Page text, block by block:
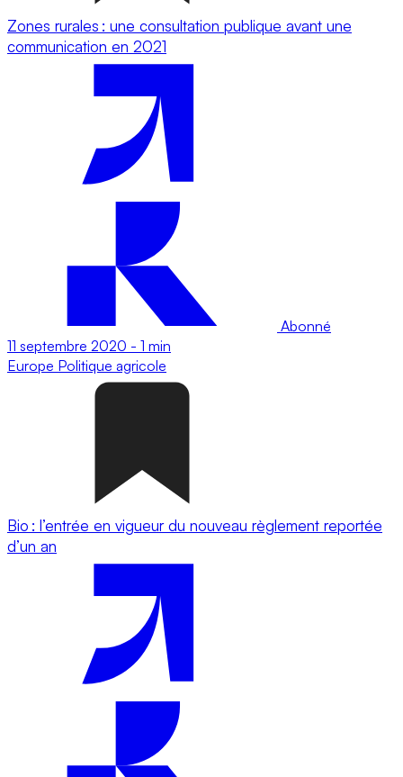
Zones rurales : une consultation publique avant une
communication en 2021
Abonné
11 septembre 2020 - 1 min
Europe Politique agricole
Bio : l’entrée en vigueur du nouveau règlement reportée
d’un an